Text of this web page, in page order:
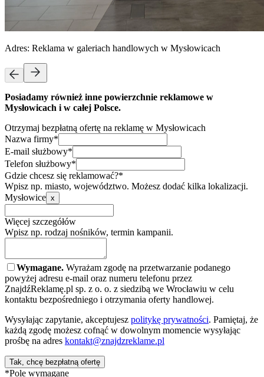
Adres: Reklama w galeriach handlowych w Mysłowicach
Posiadamy również inne powierzchnie reklamowe w
Mysłowicach i w całej Polsce.
Otrzymaj bezpłatną ofertę na reklamę w Mysłowicach
Nazwa firmy*
E-mail służbowy*
Telefon służbowy*
Gdzie chcesz się reklamować?*
Wpisz np. miasto, województwo. Możesz dodać kilka lokalizacji.
Mysłowice x
Więcej szczegółów
Wpisz np. rodzaj nośników, termin kampanii.
Wymagane. Wyrażam zgodę na przetwarzanie podanego
powyżej adresu e-mail oraz numeru telefonu przez
ZnajdźReklamę.pl sp. z o. o. z siedzibą we Wrocławiu w celu
kontaktu bezpośredniego i otrzymania oferty handlowej.
Wysyłając zapytanie, akceptujesz politykę prywatności. Pamiętaj, że
każdą zgodę możesz cofnąć w dowolnym momencie wysyłając
prośbę na adres kontakt@znajdzreklame.pl
Tak, chcę bezpłatną ofertę
*Pole wymagane